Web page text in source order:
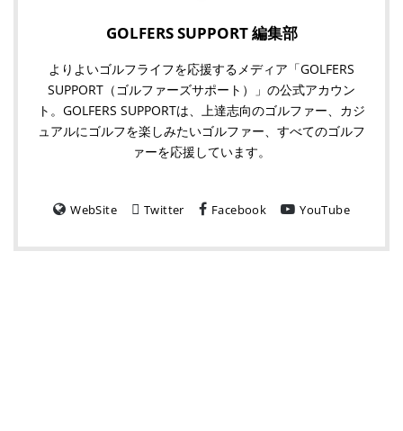
GOLFERS SUPPORT 編集部
よりよいゴルフライフを応援するメディア「GOLFERS
SUPPORT（ゴルファーズサポート）」の公式アカウン
ト。GOLFERS SUPPORTは、上達志向のゴルファー、カジ
ュアルにゴルフを楽しみたいゴルファー、すべてのゴルフ
ァーを応援しています。
WebSite Twitter Facebook YouTube